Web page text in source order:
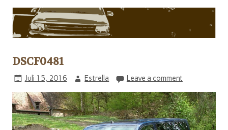
DSCF0481
Juli 15, 2016 Estrella Leave a comment